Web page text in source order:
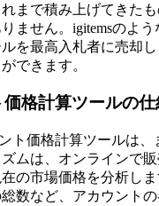
まで積み上げてきた
ません。igitemsのよ
を最高入札者に売却
できます。
格計算ツールの仕
ト価格計算ツールは、
ムは、オンラインで
の市場価格を分析し
数など、アカウント